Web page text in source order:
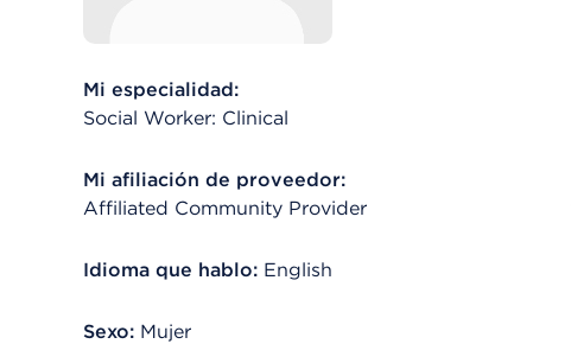
Mi especialidad:
Social Worker: Clinical
Mi afiliación de proveedor:
Affiliated Community Provider
Idioma que hablo: English
Sexo: Mujer